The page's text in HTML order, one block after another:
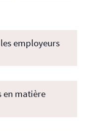
employeurs
en matière